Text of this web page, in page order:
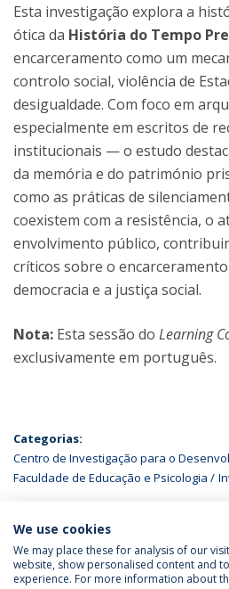
Esta investigação explora a
ótica da História do Tempo
encarceramento como um
controlo social, violência de
desigualdade. Com foco em
especialmente em escritos de
institucionais — o estudo
da memória e do património
como as práticas de
coexistem com a resistência, o
envolvimento público,
críticos sobre o encarceramento
democracia e a justiça social.
Nota: Esta sessão do Learning
exclusivamente em português.
Categorias:
Centro de Investigação para o
Faculdade de Educação e Psicologia
ÚLTIMAS NOTÍCIAS
Política de Privacidade
We use cookies
We may place these for analysis of our
website, show personalised content and
experience. For more information about